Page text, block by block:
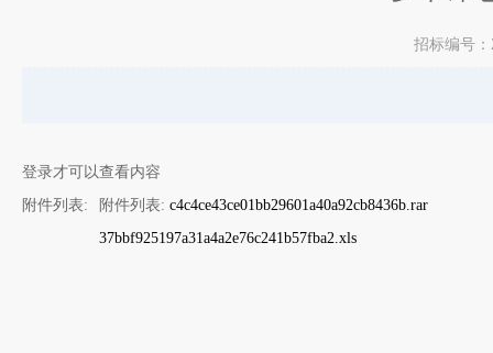
招标编号
登录才可以查看内容
附件列表:
附件列表: c4c4ce43ce01bb29601a40a92cb8436b.rar
37bbf925197a31a4a2e76c241b57fba2.xls